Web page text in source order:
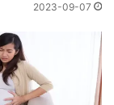
2023-09-07